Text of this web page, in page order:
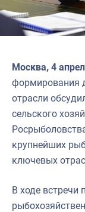
Москва, 4
формирования
отрасли
сельского
крупнейших
ключевых
В ходе встречи